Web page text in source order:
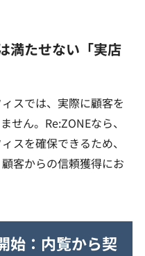
満たせない「実店
スでは、実際に顧客を
せん。Re:ZONEなら、
スを確保できるため、
客からの信頼獲得にお
始：内覧から契